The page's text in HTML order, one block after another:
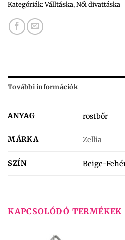
Kategóriák:Válltáska,Női divattáska
További információk
ANYAG rostbőr
MÁRKA Zellia
SZÍN Beige-
KAPCSOLÓDÓ TERMÉKEK